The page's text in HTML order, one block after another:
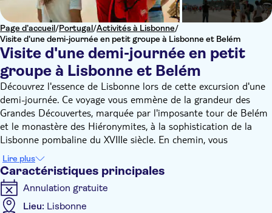
Page d’accueil/Portugal/Activités à Lisbonne/
Visite d'une demi-journée en petit groupe à Lisbonne et Belém
Visite d'une demi-journée en petit
groupe à Lisbonne et Belém
Découvrez l'essence de Lisbonne lors de cette excursion d'une
demi-journée. Ce voyage vous emmène de la grandeur des
Grandes Découvertes, marquée par l'imposante tour de Belém
et le monastère des Hiéronymites, à la sophistication de la
Lisbonne pombaline du XVIIIe siècle. En chemin, vous
traverserez le charmant Chiado, un quartier historique
débordant de culture, avec ses cafés emblématiques et ses
librairies anciennes.
La visite se termine sur la magnifique place Praça do Comércio,
surplombant le Tage.
Lire plus
Caractéristiques principales
Annulation gratuite
Lieu: Lisbonne